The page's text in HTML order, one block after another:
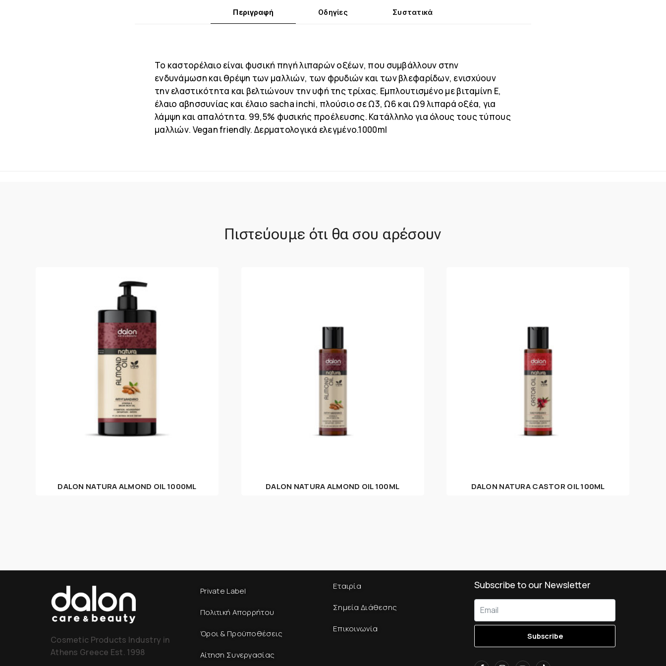
Περιγραφή Οδηγίες Συστατικά
Το καστορέλαιο είναι φυσική πηγή λιπαρών οξέων, που συμβάλλουν στην
ενδυνάμωση και θρέψη των μαλλιών, των φρυδιών και των βλεφαρίδων, ενισχύουν
την ελαστικότητα και βελτιώνουν την υφή της τρίχας. Εμπλουτισμένο με βιταμίνη E,
έλαιο αβησσυνίας και έλαιο sacha inchi, πλούσιo σε Ω3, Ω6 και Ω9 λιπαρά οξέα, για
λάμψη και απαλότητα. 99,5% φυσικής προέλευσης. Κατάλληλο για όλους τους τύπους
μαλλιών. Vegan friendly. Δερματολογικά ελεγμένο.1000ml
Πιστεύουμε ότι θα σου αρέσουν
DALON NATURA ALMOND OIL 1000ML DALON NATURA ALMOND OIL 100ML DALON NATURA CASTOR OIL 100ML
Cosmetic Products Industry in
Athens Greece Est. 1998
Private Label
Πολιτική Απορρήτου
Όροι & Προϋποθέσεις
Αίτηση Συνεργασίας
Εταιρία
Σημεία Διάθεσης
Επικοινωνία
Subscribe to our Newsletter
Subscribe